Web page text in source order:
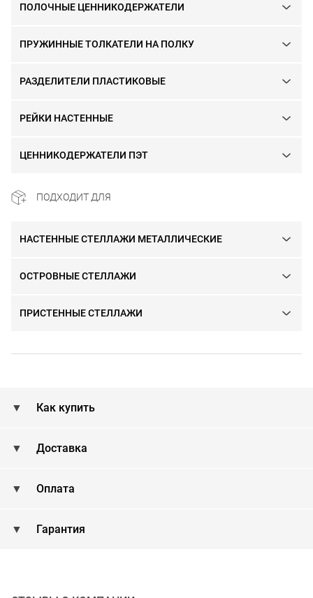
ПОЛОЧНЫЕ ЦЕННИКОДЕРЖАТЕЛИ
ПРУЖИННЫЕ ТОЛКАТЕЛИ НА ПОЛКУ
РАЗДЕЛИТЕЛИ ПЛАСТИКОВЫЕ
РЕЙКИ НАСТЕННЫЕ
ЦЕННИКОДЕРЖАТЕЛИ ПЭТ
ПОДХОДИТ ДЛЯ
НАСТЕННЫЕ СТЕЛЛАЖИ МЕТАЛЛИЧЕСКИЕ
ОСТРОВНЫЕ СТЕЛЛАЖИ
ПРИСТЕННЫЕ СТЕЛЛАЖИ
Как купить
Доставка
Оплата
Гарантия